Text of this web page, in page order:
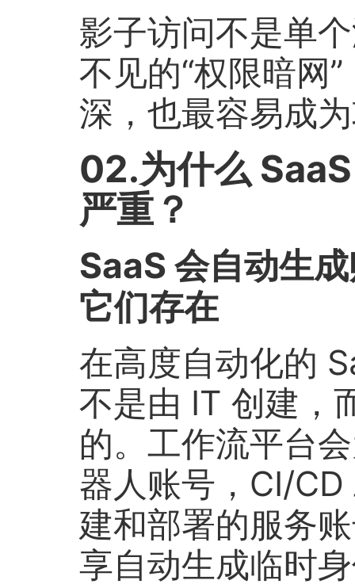
影子访问不是单
不见的“权限暗网
深，也最容易成
02.为什么
严重？
SaaS 会自动生
它们存在
在高度自动化的
不是由 IT 创建，
的。工作流平台
器人账号，CI/
建和部署的服务
享自动生成临时